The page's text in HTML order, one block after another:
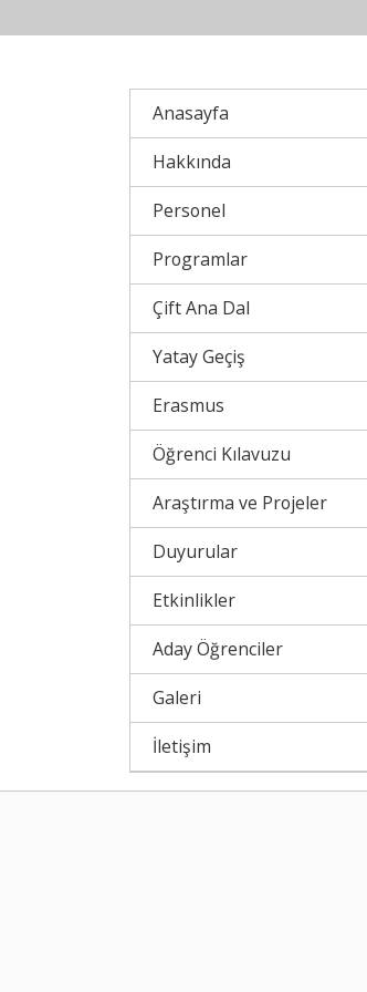
Anasayfa
Hakkında
Personel
Programlar
Çift Ana Dal
Yatay Geçiş
Erasmus
Öğrenci Kılavuzu
Araştırma ve Projeler
Duyurular
Etkinlikler
Aday Öğrenciler
Galeri
İletişim